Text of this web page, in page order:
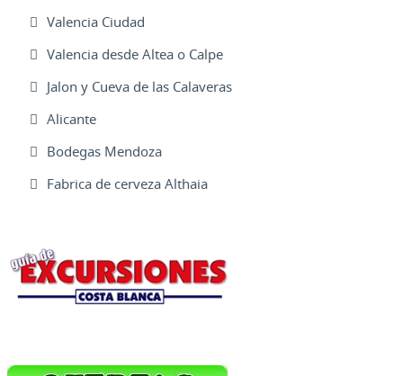
Valencia Ciudad
Valencia desde Altea o Calpe
Jalon y Cueva de las Calaveras
Alicante
Bodegas Mendoza
Fabrica de cerveza Althaia